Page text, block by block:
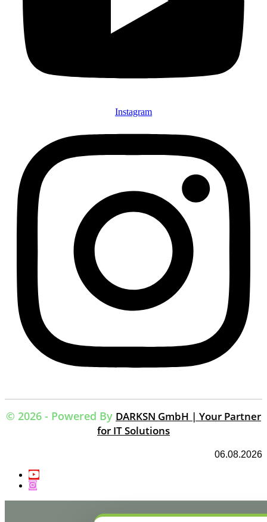
Instagram
© 2026 - Powered By DARKSN GmbH | Your Partner
for IT Solutions
06.08.2026